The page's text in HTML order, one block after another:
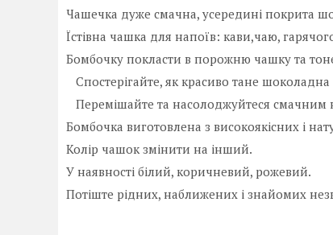
Чашечка дуже смачна, усередині покрита
Їстівна чашка для напоїв: кави,чаю,
Бомбочку покласти в порожню чашку та
Спостерігайте, як красиво тане
Перемішайте та насолоджуйтеся смачним
Бомбочка виготовлена з високоякісних і
Колір чашок змінити на інший.
У наявності білий, коричневий, рожевий.
Потіште рідних, наближених і знайомих